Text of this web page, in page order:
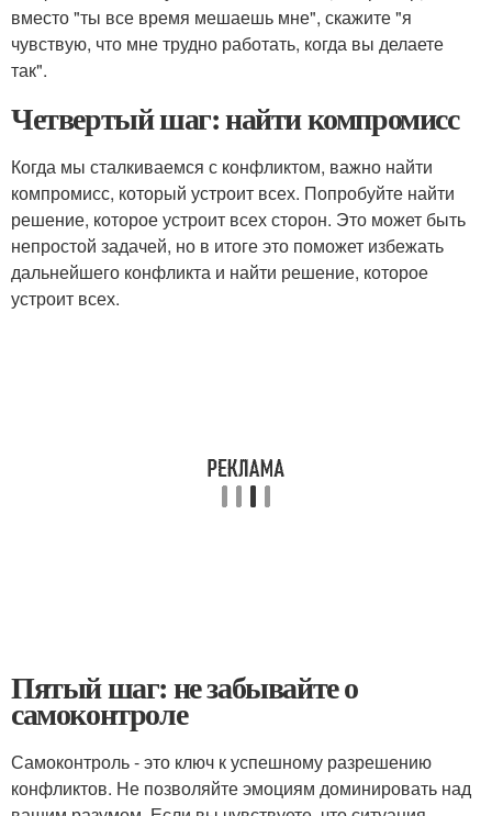
вместо "ты все время мешаешь мне", скажите "я
чувствую, что мне трудно работать, когда вы делаете
так".
Четвертый шаг: найти компромисс
Когда мы сталкиваемся с конфликтом, важно найти
компромисс, который устроит всех. Попробуйте найти
решение, которое устроит всех сторон. Это может быть
непростой задачей, но в итоге это поможет избежать
дальнейшего конфликта и найти решение, которое
устроит всех.
Пятый шаг: не забывайте о
самоконтроле
Самоконтроль - это ключ к успешному разрешению
конфликтов. Не позволяйте эмоциям доминировать над